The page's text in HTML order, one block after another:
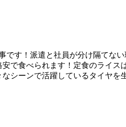
です！派遣と社員が分け隔てな
で食べられます！定食のライ
シーンで活躍しているタイヤ